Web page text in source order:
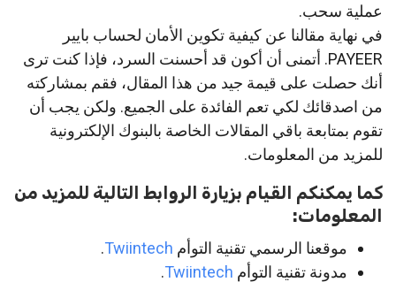
عملية سحب.
في نهاية مقالنا عن كيفية تكوين الأمان لحساب بايير
PAYEER. أتمنى أن أكون قد أحسنت السرد، فإذا كنت ترى
أنك حصلت على قيمة جيد من هذا المقال، فقم بمشاركته
من اصدقائك لكي تعم الفائدة على الجميع. ولكن يجب أن
تقوم بمتابعة باقي المقالات الخاصة بالبنوك الإلكترونية
للمزيد من المعلومات.
كما يمكنكم القيام بزيارة الروابط التالية للمزيد من
المعلومات:
موقعنا الرسمي تقنية التوأم Twiintech
.
مدونة تقنية التوأم Twiintech
.